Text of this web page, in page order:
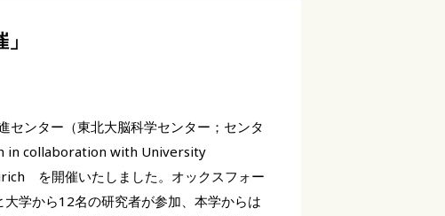
ンター（東北大脳科学センター；センタ
in collaboration with University
を開催いたしました。オックスフォー
学から12名の研究者が参加、本学からは